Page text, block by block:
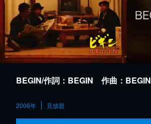
BEGIN/作詞：BEGIN 作曲：BEGIN
2006年 見放題